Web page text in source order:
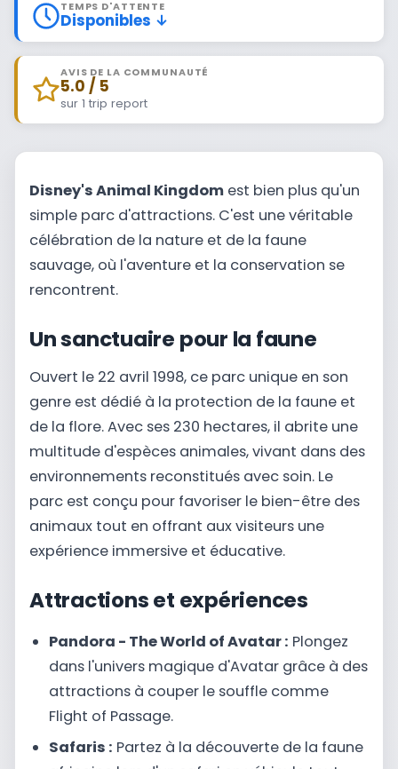
TEMPS D'ATTENTE
Disponibles ↓
AVIS DE LA COMMUNAUTÉ
5.0 / 5
sur 1 trip report
Disney's Animal Kingdom est bien plus qu'un
simple parc d'attractions. C'est une véritable
célébration de la nature et de la faune
sauvage, où l'aventure et la conservation se
rencontrent.
Un sanctuaire pour la faune
Ouvert le 22 avril 1998, ce parc unique en son
genre est dédié à la protection de la faune et
de la flore. Avec ses 230 hectares, il abrite une
multitude d'espèces animales, vivant dans des
environnements reconstitués avec soin. Le
parc est conçu pour favoriser le bien-être des
animaux tout en offrant aux visiteurs une
expérience immersive et éducative.
Attractions et expériences
Pandora - The World of Avatar : Plongez
dans l'univers magique d'Avatar grâce à des
attractions à couper le souffle comme
Flight of Passage.
Safaris : Partez à la découverte de la faune